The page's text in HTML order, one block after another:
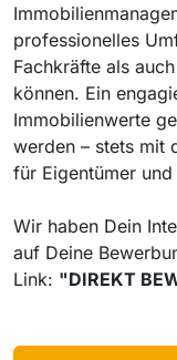
professionelles
Fachkräfte als
können. Ein
Immobilienwerte
werden – stets mit
für Eigentümer
Wir haben Dein
auf Deine
Link: "DIREKT